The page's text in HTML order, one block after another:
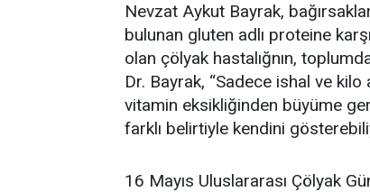
Nevzat Aykut Bayrak,
bulunan gluten adlı proteine
olan çölyak hastalığnın,
Dr. Bayrak, “Sadece ishal ve kilo
vitamin eksikliğinden büyüme
farklı belirtiyle kendini
16 Mayıs Uluslararası Çölyak